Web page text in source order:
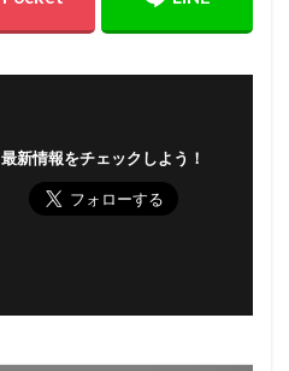
最新情報をチェックしよう！